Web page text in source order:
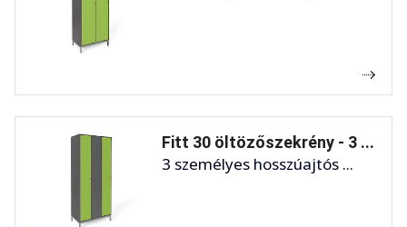
Fitt 30 öltözőszekrény - 3 ...
3 személyes hosszúajtós ...